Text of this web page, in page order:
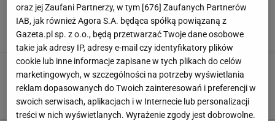
Zamiast klasycznego sera dodaje włoski
specjał
KLUSKI LENIWE LENIWE NABIAŁ
Leniwe z twarogiem to już przeszłość.
Kluseczki z miseczki wyjdą miękkie i delikatne
jak obłoczki
DOMOWE PRZEPISY KLUSKI LENIWE LENIWE
oraz jej Zaufani Partnerzy, w tym [676] Zaufanych Partnerów
IAB, jak również Agora S.A. będąca spółką powiązaną z
Gazeta.pl sp. z o.o., będą przetwarzać Twoje dane osobowe
takie jak adresy IP, adresy e-mail czy identyfikatory plików
cookie lub inne informacje zapisane w tych plikach do celów
marketingowych, w szczególności na potrzeby wyświetlania
reklam dopasowanych do Twoich zainteresowań i preferencji w
swoich serwisach, aplikacjach i w Internecie lub personalizacji
treści w nich wyświetlanych. Wyrażenie zgody jest dobrowolne.